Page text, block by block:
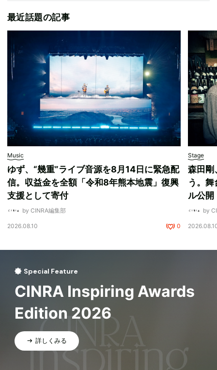
最近話題の記事
Music
ゆず、“幾重”ライブ音源を8月14日に緊急配
信。収益金を全額「令和8年熊本地震」復興
支援として寄付
by CINRA編集部
2026.08.10 0
Stage
森田剛
う。
ル公開
by
Special Feature
CINRA Inspiring Awards
Edition 2026
詳しくみる